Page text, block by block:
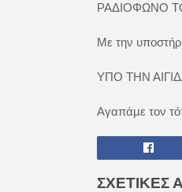
ΡΑΔΙΟΦΩΝΟ
Με την
ΥΠΟ ΤΗΝ
Αγαπάμε τον
ΣΧΕΤΙΚΕΣ